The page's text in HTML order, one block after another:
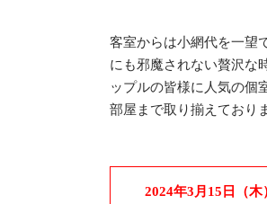
客室からは小網代を一望
にも邪魔されない贅沢な
ップルの皆様に人気の個
部屋まで取り揃えており
2024年3月15日（